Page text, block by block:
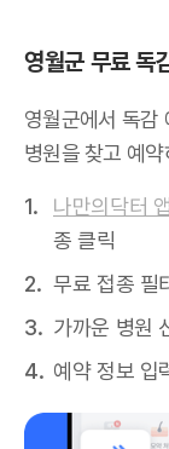
영월군 무료 독
영월군에서 독감
병원을 찾고 예
나만의닥터 앱
종 클릭
무료 접종 필
가까운 병원
예약 정보 입